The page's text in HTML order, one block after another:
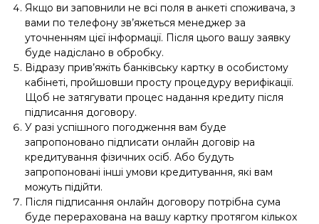
Якщо ви заповнили не всі поля в анкеті споживача, з
вами по телефону зв’яжеться менеджер за
уточненням цієї інформації. Після цього вашу заявку
буде надіслано в обробку.
Відразу прив’яжіть банківську картку в особистому
кабінеті, пройшовши просту процедуру верифікації.
Щоб не затягувати процес надання кредиту після
підписання договору.
У разі успішного погодження вам буде
запропоновано підписати онлайн договір на
кредитування фізичних осіб. Або будуть
запропоновані інші умови кредитування, які вам
можуть підійти.
Після підписання онлайн договору потрібна сума
буде перерахована на вашу картку протягом кількох